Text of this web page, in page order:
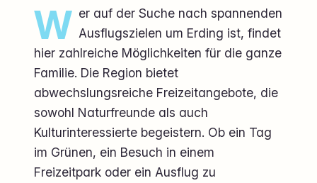
W er auf der Suche nach spannenden
Ausflugszielen um Erding ist, findet
hier zahlreiche Möglichkeiten für die ganze
Familie. Die Region bietet
abwechslungsreiche Freizeitangebote, die
sowohl Naturfreunde als auch
Kulturinteressierte begeistern. Ob ein Tag
im Grünen, ein Besuch in einem
Freizeitpark oder ein Ausflug zu